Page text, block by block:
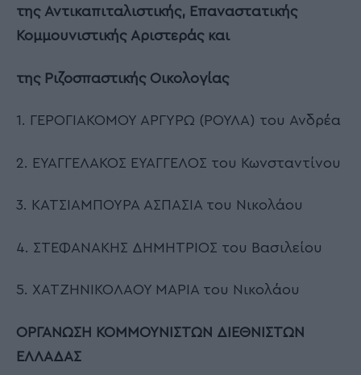
της Αντικαπιταλιστικής, Επαναστατικής
Κομμουνιστικής Αριστεράς και
της Ριζοσπαστικής Οικολογίας
1. ΓΕΡΟΓΙΑΚΟΜΟΥ ΑΡΓΥΡΩ (ΡΟΥΛΑ) του Ανδρέα
2. ΕΥΑΓΓΕΛΑΚΟΣ ΕΥΑΓΓΕΛΟΣ του Κωνσταντίνου
3. ΚΑΤΣΙΑΜΠΟΥΡΑ ΑΣΠΑΣΙΑ του Νικολάου
4. ΣΤΕΦΑΝΑΚΗΣ ΔΗΜΗΤΡΙΟΣ του Βασιλείου
5. ΧΑΤΖΗΝΙΚΟΛΑΟΥ ΜΑΡΙΑ του Νικολάου
ΟΡΓΑΝΩΣΗ ΚΟΜΜΟΥΝΙΣΤΩΝ ΔΙΕΘΝΙΣΤΩΝ
ΕΛΛΑΔΑΣ